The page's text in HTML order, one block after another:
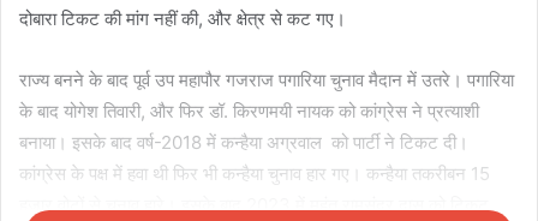
दोबारा टिकट की मांग नहीं की, और क्षेत्र से कट गए।
राज्य बनने के बाद पूर्व उप महापौर गजराज पगारिया चुनाव मैदान में उतरे। पगारिया
के बाद योगेश तिवारी, और फिर डॉ. किरणमयी नायक को कांग्रेस ने प्रत्याशी
बनाया। इसके बाद वर्ष-2018 में कन्हैया अग्रवाल को पार्टी ने टिकट दी।
कांग्रेस के पक्ष में हवा थी फिर भी कन्हैया चुनाव हार गए। कन्हैया तकरीबन 15